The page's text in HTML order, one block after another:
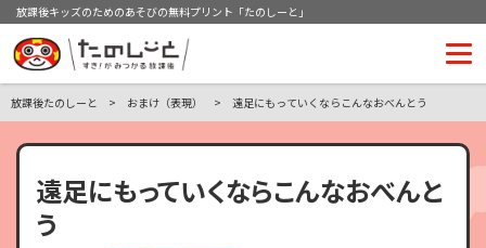
放課後キッズのためのあそびの無料プリント「たのしーと」
放課後たのしーと おまけ（表現） 遠足にもっていくならこんなおべんとう
遠足にもっていくならこんなおべんと
う